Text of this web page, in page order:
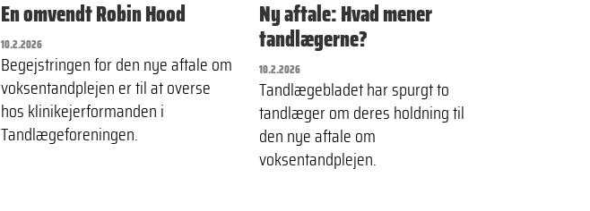
En omvendt Robin Hood
10.2.2026
Begejstringen for den nye aftale om
voksentandplejen er til at overse
hos klinikejerformanden i
Tandlægeforeningen.
Ny aftale: Hvad mener
tandlægerne?
10.2.2026
Tandlægebladet har spurgt to
tandlæger om deres holdning til
den nye aftale om
voksentandplejen.